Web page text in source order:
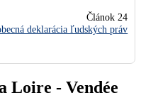
Článok 24
deklarácia ľudských práv
Loire - Vendée